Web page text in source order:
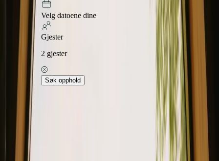
Velg datoene dine
Gjester
2 gjester
Søk opphold